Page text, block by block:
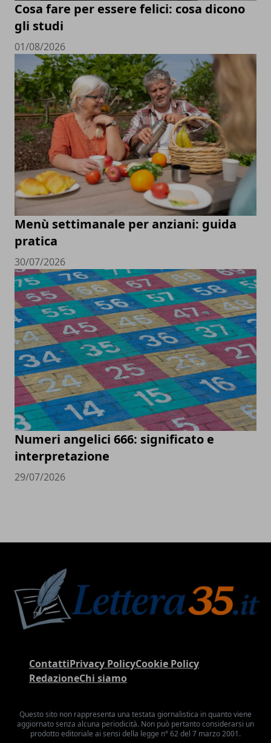
Cosa fare per essere felici: cosa dicono
gli studi
01/08/2026
Menù settimanale per anziani: guida
pratica
30/07/2026
Numeri angelici 666: significato e
interpretazione
29/07/2026
ContattiPrivacy PolicyCookie Policy
RedazioneChi siamo
Questo sito non rappresenta una testata giornalistica in quanto viene
aggiornato senza alcuna periodicità. Non può pertanto considerarsi un
prodotto editoriale ai sensi della legge n° 62 del 7 marzo 2001.